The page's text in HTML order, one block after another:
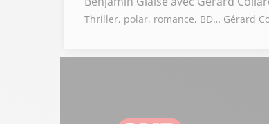
Thriller, polar, romance, BD… Gérard